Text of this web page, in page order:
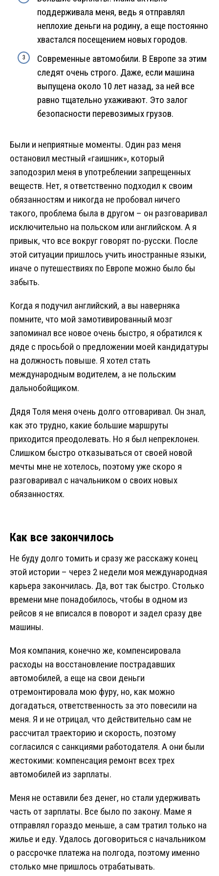
поддерживала меня, ведь я отправлял
неплохие деньги на родину, а еще постоянно
хвастался посещением новых городов.
Современные автомобили. В Европе за этим
следят очень строго. Даже, если машина
выпущена около 10 лет назад, за ней все
равно тщательно ухаживают. Это залог
безопасности перевозимых грузов.
Были и неприятные моменты. Один раз меня
остановил местный «гаишник», который
заподозрил меня в употреблении запрещенных
веществ. Нет, я ответственно подходил к своим
обязанностям и никогда не пробовал ничего
такого, проблема была в другом – он разговаривал
исключительно на польском или английском. А я
привык, что все вокруг говорят по-русски. После
этой ситуации пришлось учить иностранные языки,
иначе о путешествиях по Европе можно было бы
забыть.
Когда я подучил английский, а вы наверняка
помните, что мой замотивированный мозг
запоминал все новое очень быстро, я обратился к
дяде с просьбой о предложении моей кандидатуры
на должность повыше. Я хотел стать
международным водителем, а не польским
дальнобойщиком.
Дядя Толя меня очень долго отговаривал. Он знал,
как это трудно, какие большие маршруты
приходится преодолевать. Но я был непреклонен.
Слишком быстро отказываться от своей новой
мечты мне не хотелось, поэтому уже скоро я
разговаривал с начальником о своих новых
обязанностях.
Как все закончилось
Не буду долго томить и сразу же расскажу конец
этой истории – через 2 недели моя международная
карьера закончилась. Да, вот так быстро. Столько
времени мне понадобилось, чтобы в одном из
рейсов я не вписался в поворот и задел сразу две
машины.
Моя компания, конечно же, компенсировала
расходы на восстановление пострадавших
автомобилей, а еще на свои деньги
отремонтировала мою фуру, но, как можно
догадаться, ответственность за это повесили на
меня. Я и не отрицал, что действительно сам не
рассчитал траекторию и скорость, поэтому
согласился с санкциями работодателя. А они были
жестокими: компенсация ремонт всех трех
автомобилей из зарплаты.
Меня не оставили без денег, но стали удерживать
часть от зарплаты. Все было по закону. Маме я
отправлял гораздо меньше, а сам тратил только на
жилье и еду. Удалось договориться с начальником
о рассрочке платежа на полгода, поэтому именно
столько мне пришлось отрабатывать.